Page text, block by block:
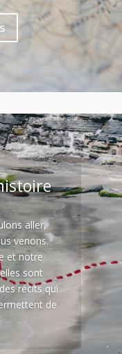
aller,
venons.
et notre
sont
récits qui
de